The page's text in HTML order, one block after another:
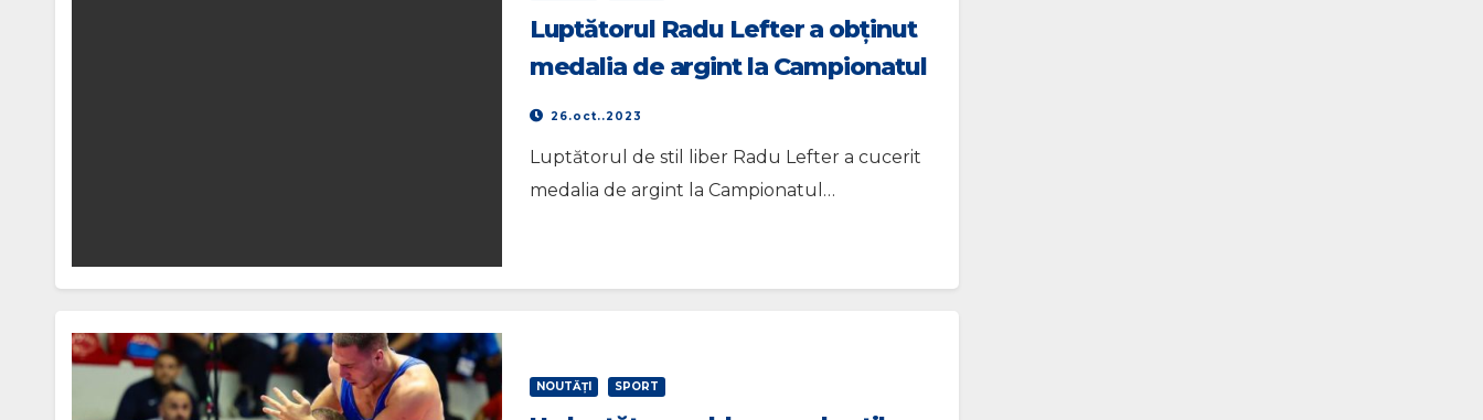
Luptătorul Radu Lefter a obținut
medalia de argint la Campionatul
Mondial de lupte U-23
26.oct..2023
Luptătorul de stil liber Radu Lefter a cucerit
medalia de argint la Campionatul…
NOUTĂŢI SPORT